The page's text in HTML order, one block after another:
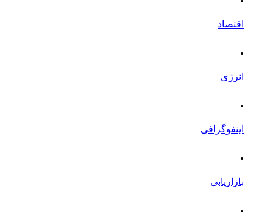
اقتصاد
.
انرژی
.
اینفوگرافی
.
بازاریابی
.